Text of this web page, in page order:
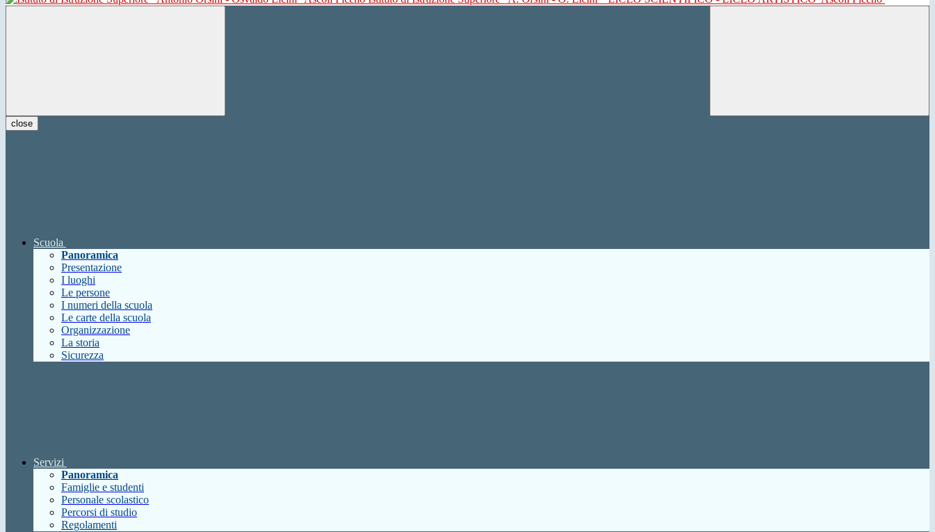
close
Scuola
Panoramica
Presentazione
I luoghi
Le persone
I numeri della scuola
Le carte della scuola
Organizzazione
La storia
Sicurezza
Servizi
Panoramica
Famiglie e studenti
Personale scolastico
Percorsi di studio
Regolamenti